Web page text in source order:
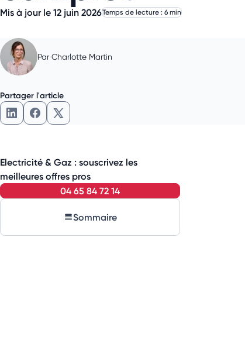
Mis à jour le 12 juin 2026Temps de lecture : 6 min
Par Charlotte Martin
Partager l'article
Partager l'article sur LinkedIn
Partager l'article sur Facebook
Partager l'article sur X
Electricité & Gaz : souscrivez les
meilleures offres pros
04 65 84 72 14
Sommaire